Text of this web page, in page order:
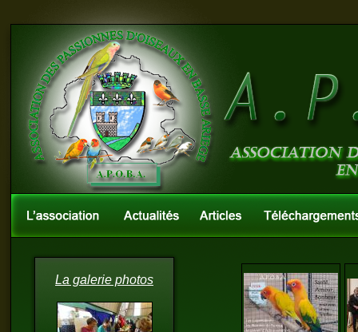
La galerie photos